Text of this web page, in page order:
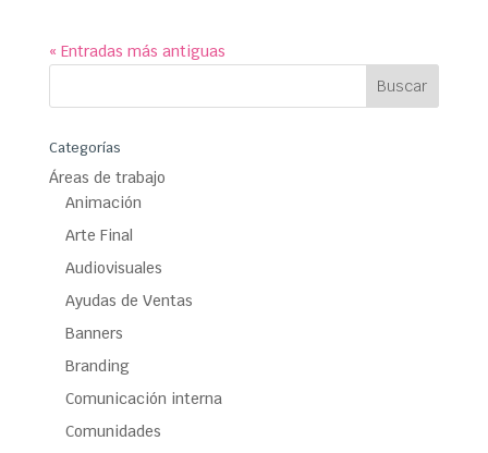
« Entradas más antiguas
Categorías
Áreas de trabajo
Animación
Arte Final
Audiovisuales
Ayudas de Ventas
Banners
Branding
Comunicación interna
Comunidades